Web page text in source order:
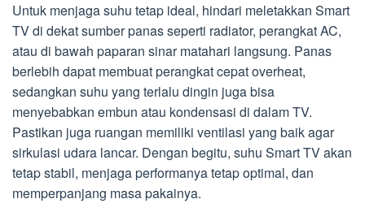
Untuk menjaga suhu tetap ideal, hindari meletakkan Smart
TV di dekat sumber panas seperti radiator, perangkat AC,
atau di bawah paparan sinar matahari langsung. Panas
berlebih dapat membuat perangkat cepat overheat,
sedangkan suhu yang terlalu dingin juga bisa
menyebabkan embun atau kondensasi di dalam TV.
Pastikan juga ruangan memiliki ventilasi yang baik agar
sirkulasi udara lancar. Dengan begitu, suhu Smart TV akan
tetap stabil, menjaga performanya tetap optimal, dan
memperpanjang masa pakainya.